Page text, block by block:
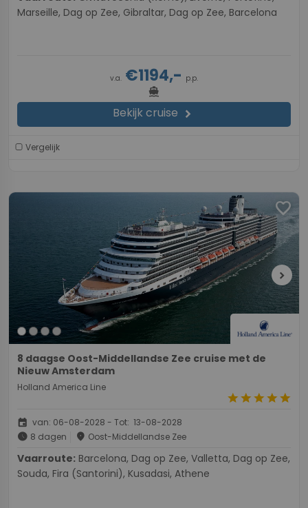
Marseille, Dag op Zee, Gibraltar, Dag op Zee, Barcelona
v.a. €1194,- p.p.
directions_boat
Bekijk cruise chevron_right
Vergelijk
favorite
chevron_right
8 daagse Oost-Middellandse Zee cruise met de
Nieuw Amsterdam
Holland America Line
starstarstarstarstar
event van: 06-08-2028 - Tot: 13-08-2028
schedule 8 dagen place Oost-Middellandse Zee
Vaarroute:
Souda, Fira (Santorini), Kusadasi, Athene